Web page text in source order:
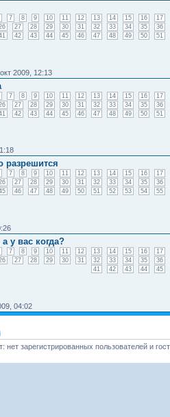
7 8 9 10 11 12 13 14 15 16
17
27 28 29 30 31 32 33 34 35
36
42 43 44 45 46 47 48 49 50 51
2009, 12:13
7 8 9 10 11 12 13 14 15 16
17
27 28 29 30 31 32 33 34 35
36
42 43 44 45 46 47 48 49 50 51
разрешится
7 8 9 10 11 12 13 14 15 16
17
27 28 29 30 31 32 33 34 35
36
46 47 48 49 50 51 52 53 54 55
у вас когда?
7 8 9 10 11 12 13 14 15 16
17
27 28 29 30 31 32 33 34 35
36
41
42 43 44 45
04:02
зарегистрированных пользователей и